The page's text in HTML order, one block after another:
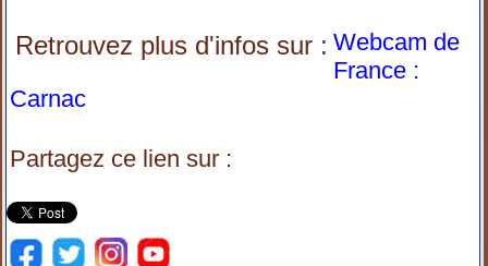
Retrouvez plus d'infos sur : Webcam de
France :
Carnac
Partagez ce lien sur :